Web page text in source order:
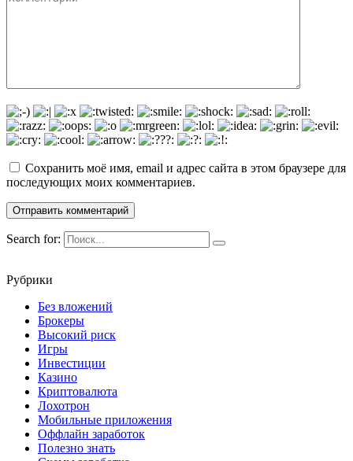
Сохранить моё имя, email и адрес сайта в этом браузере для
последующих моих комментариев.
Search for:
Рубрики
Без вложений
Брокеры
Высокий риск
Игры
Инвестиции
Казино
Криптовалюта
Лохотрон
Мобильные приложения
Оффлайн заработок
Полезно знать